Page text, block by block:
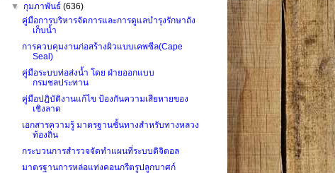
▼ กุมภาพันธ์(636)
คู่มือการบริหารจัดการและการดูแลบำรุงรักษาถัง
เก็บน้ำ
การควบคุมงานก่อสร้างผิวแบบเคพซีล(Cape
Seal)
คู่มือระบบท่อส่งน้ำ โดย ฝ่ายออกแบบ
กรมชลประทาน
คู่มือปฎิบัติงานแก้ไข ป้องกันความเสียหายของ
เชิงลาด
เอกสารความรู้ มาตรฐานชั้นทางสำหรับทางหลวง
ท้องถิ่น
กระบวนการสำรวจจัดทำแผนที่ระบบดิจิตอล
มาตรฐานการหล่อแท่งคอนกรีตรูปลูกบาศก์